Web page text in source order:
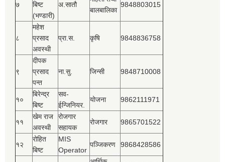
७
बिष्‍ट
(भण्डारी)
अ.सातौ
बालबालिका
9848803015
८
महेश
प्रसाद
अवस्थी
प्रा.स. कृषि 9848836758
९
दीपक
प्रसाद
पन्त
ना.सु. जिन्सी 9848710008
१०
बिरेन्द्र
बिष्‍ट
सव-
ईन्जिनियर.
योजना 9862111971
११
खेम राज
अवस्थी
रोजगार
सहायक
रोजगार 9865701522
१२
रोहित
बिष्‍ट
MIS
Operator
पञ्‍जिकरण 9868428586